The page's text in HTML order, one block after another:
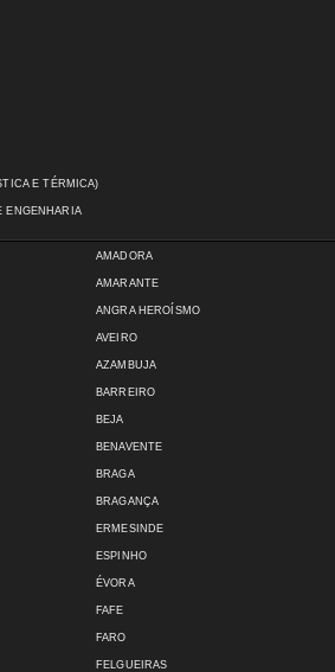
E TÉRMICA)
ENGENHARIA
AMADORA
AMARANTE
ANGRA HEROÍSMO
AVEIRO
AZAMBUJA
BARREIRO
BEJA
BENAVENTE
BRAGA
BRAGANÇA
ERMESINDE
ESPINHO
ÉVORA
FAFE
FARO
FELGUEIRAS